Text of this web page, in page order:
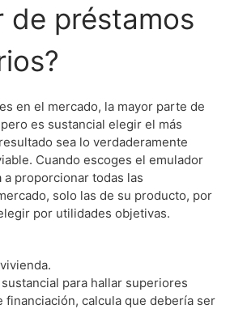
de préstamos
en el mercado, la mayor parte de
es sustancial elegir el más
sea lo verdaderamente
Cuando escoges el emulador
a proporcionar todas las
solo las de su producto, por
por utilidades objetivas.
para hallar superiores
financiación, calcula que debería ser